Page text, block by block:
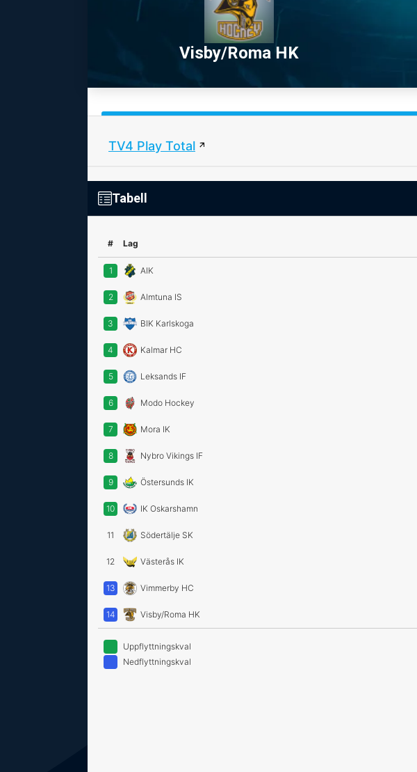
Visby/Roma HK
TV4 Play Total
Tabell
# Lag
1 AIK
2 Almtuna IS
3 BIK Karlskoga
4 Kalmar HC
5 Leksands IF
6 Modo Hockey
7 Mora IK
8 Nybro Vikings IF
9 Östersunds IK
10 IK Oskarshamn
11 Södertälje SK
12 Västerås IK
13 Vimmerby HC
14 Visby/Roma HK
Uppflyttningskval
Nedflyttningskval